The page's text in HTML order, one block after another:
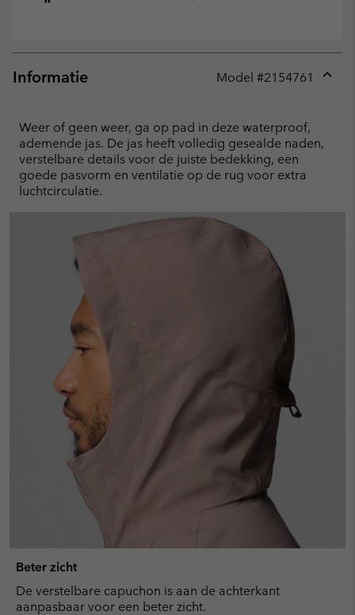
Informatie Model #2154761
Weer of geen weer, ga op pad in deze waterproof,
ademende jas. De jas heeft volledig gesealde naden,
verstelbare details voor de juiste bedekking, een
goede pasvorm en ventilatie op de rug voor extra
luchtcirculatie.
Beter zicht
De verstelbare capuchon is aan de achterkant
aanpasbaar voor een beter zicht.